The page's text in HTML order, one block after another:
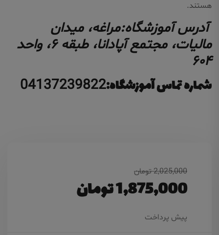
هستند.
آدرس آموزشگاه:مراغه، میدان
مالیات، مجتمع آپادانا، طبقه ۶، واحد
۶۰۴
شماره تماس آموزشگاه:04137239822
2,025,000 تومان
1,875,000 تومان
پیش پرداخت